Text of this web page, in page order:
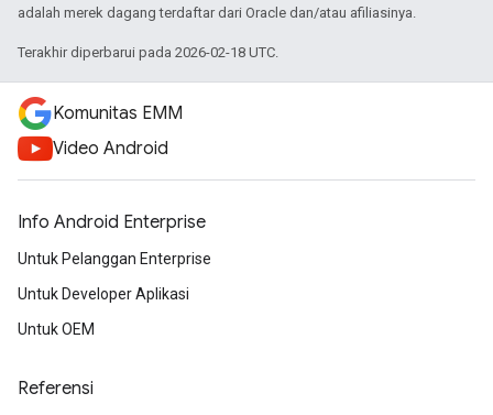
adalah merek dagang terdaftar dari Oracle dan/atau afiliasinya.
Terakhir diperbarui pada 2026-02-18 UTC.
Komunitas EMM
Video Android
Info Android Enterprise
Untuk Pelanggan Enterprise
Untuk Developer Aplikasi
Untuk OEM
Referensi